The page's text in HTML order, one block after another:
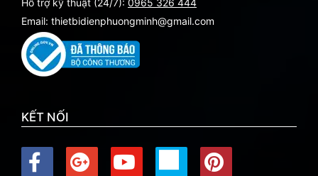
Email: thietbidienphuongminh@gmail.com
KẾT NỐI